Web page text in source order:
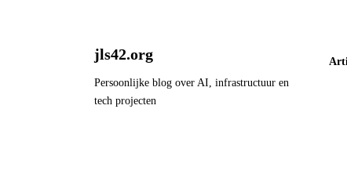
jls42.org
Persoonlijke blog over AI, infrastructuur en
tech projecten